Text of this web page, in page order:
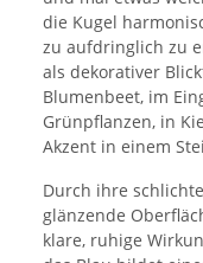
die Kugel
zu aufdringlich zu
als dekorativer
Blumenbeet, im
Grünpflanzen, in
Akzent in einem
Durch ihre
glänzende
klare, ruhige